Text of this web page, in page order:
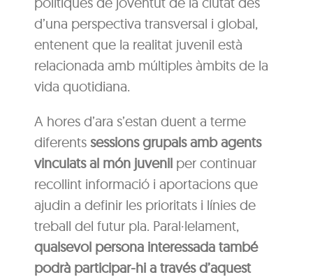
d’una perspectiva transversal i global,
entenent que la realitat juvenil està
relacionada amb múltiples àmbits de la
vida quotidiana.
A hores d’ara s’estan duent a terme
diferentssessions grupals amb agents
vinculats al món juvenil per continuar
recollint informació i aportacions que
ajudin a definir les prioritats i línies de
treball del futur pla. Paral·lelament,
qualsevol persona interessada també
podrà participar-hi a través d’aquest